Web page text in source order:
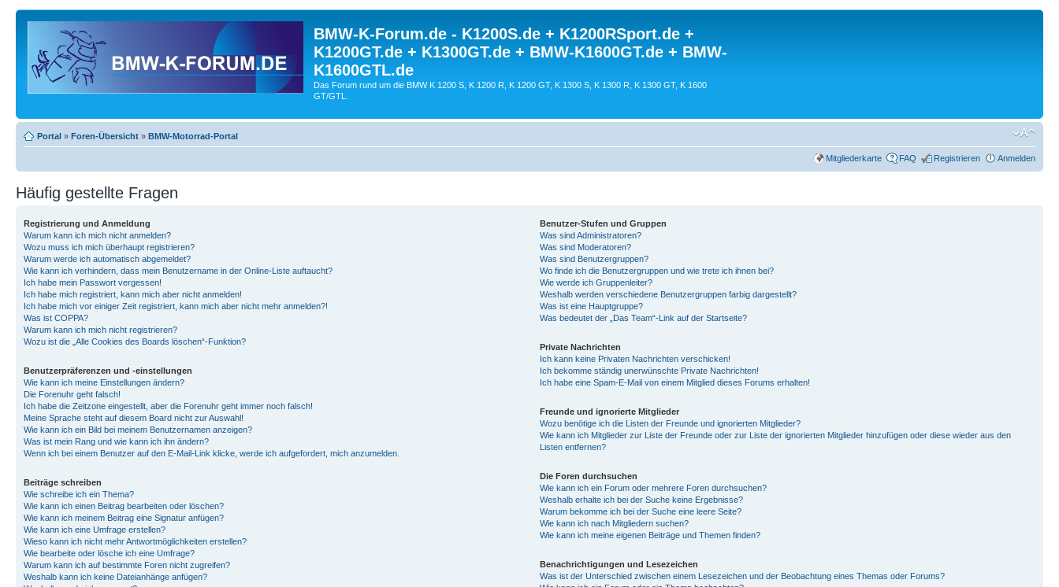
BMW-K-Forum.de - K1200S.de + K1200RSport.de +
K1200GT.de + K1300GT.de + BMW-K1600GT.de + BMW-
K1600GTL.de
Das Forum rund um die BMW K 1200 S, K 1200 R, K 1200 GT, K 1300 S, K 1300 R, K 1300 GT, K 1600
GT/GTL.
Portal » Foren-Übersicht » BMW-Motorrad-Portal
Mitgliederkarte FAQ Registrieren Anmelden
Häufig gestellte Fragen
Registrierung und Anmeldung
Warum kann ich mich nicht anmelden?
Wozu muss ich mich überhaupt registrieren?
Warum werde ich automatisch abgemeldet?
Wie kann ich verhindern, dass mein Benutzername in der Online-Liste auftaucht?
Ich habe mein Passwort vergessen!
Ich habe mich registriert, kann mich aber nicht anmelden!
Ich habe mich vor einiger Zeit registriert, kann mich aber nicht mehr anmelden?!
Was ist COPPA?
Warum kann ich mich nicht registrieren?
Wozu ist die „Alle Cookies des Boards löschen“-Funktion?
Benutzerpräferenzen und -einstellungen
Wie kann ich meine Einstellungen ändern?
Die Forenuhr geht falsch!
Ich habe die Zeitzone eingestellt, aber die Forenuhr geht immer noch falsch!
Meine Sprache steht auf diesem Board nicht zur Auswahl!
Wie kann ich ein Bild bei meinem Benutzernamen anzeigen?
Was ist mein Rang und wie kann ich ihn ändern?
Wenn ich bei einem Benutzer auf den E-Mail-Link klicke, werde ich aufgefordert, mich anzumelden.
Beiträge schreiben
Wie schreibe ich ein Thema?
Wie kann ich einen Beitrag bearbeiten oder löschen?
Wie kann ich meinem Beitrag eine Signatur anfügen?
Wie kann ich eine Umfrage erstellen?
Wieso kann ich nicht mehr Antwortmöglichkeiten erstellen?
Wie bearbeite oder lösche ich eine Umfrage?
Warum kann ich auf bestimmte Foren nicht zugreifen?
Weshalb kann ich keine Dateianhänge anfügen?
Benutzer-Stufen und Gruppen
Was sind Administratoren?
Was sind Moderatoren?
Was sind Benutzergruppen?
Wo finde ich die Benutzergruppen und wie trete ich ihnen bei?
Wie werde ich Gruppenleiter?
Weshalb werden verschiedene Benutzergruppen farbig dargestellt?
Was ist eine Hauptgruppe?
Was bedeutet der „Das Team“-Link auf der Startseite?
Private Nachrichten
Ich kann keine Privaten Nachrichten verschicken!
Ich bekomme ständig unerwünschte Private Nachrichten!
Ich habe eine Spam-E-Mail von einem Mitglied dieses Forums erhalten!
Freunde und ignorierte Mitglieder
Wozu benötige ich die Listen der Freunde und ignorierten Mitglieder?
Wie kann ich Mitglieder zur Liste der Freunde oder zur Liste der ignorierten Mitglieder hinzufügen oder diese wieder aus den
Listen entfernen?
Die Foren durchsuchen
Wie kann ich ein Forum oder mehrere Foren durchsuchen?
Weshalb erhalte ich bei der Suche keine Ergebnisse?
Warum bekomme ich bei der Suche eine leere Seite?
Wie kann ich nach Mitgliedern suchen?
Wie kann ich meine eigenen Beiträge und Themen finden?
Benachrichtigungen und Lesezeichen
Was ist der Unterschied zwischen einem Lesezeichen und der Beobachtung eines Themas oder Forums?